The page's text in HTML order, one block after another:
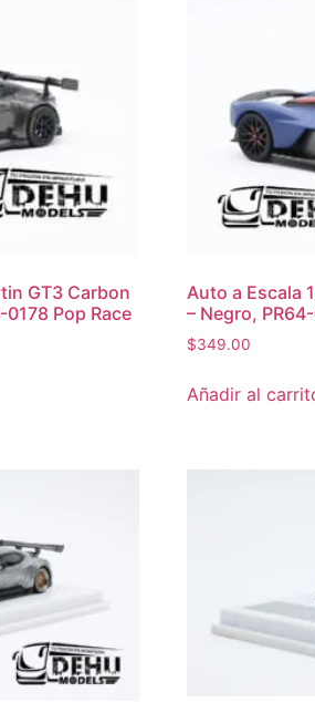
GT3 Carbon
Pop Race
Auto a Escala
– Negro,
$349.00
Añadir al